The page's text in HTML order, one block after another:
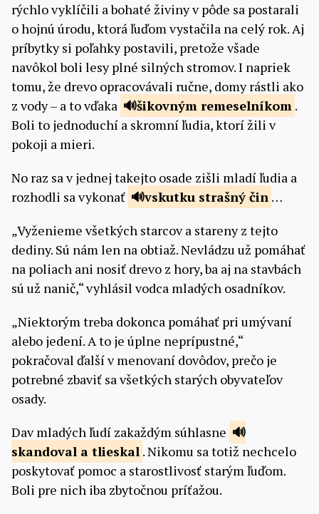
rýchlo vyklíčili a bohaté živiny v pôde sa postarali
o hojnú úrodu, ktorá ľuďom vystačila na celý rok. Aj
príbytky si poľahky postavili, pretože všade
navôkol boli lesy plné silných stromov. I napriek
tomu, že drevo opracovávali ručne, domy rástli ako
z vody – a to vďaka
šikovným remeselníkom .
Boli to jednoduchí a skromní ľudia, ktorí žili v
pokoji a mieri.
No raz sa v jednej takejto osade zišli mladí ľudia a
rozhodli sa vykonať
vskutku strašný čin …
„Vyženieme všetkých starcov a stareny z tejto
dediny. Sú nám len na obtiaž. Nevládzu už pomáhať
na poliach ani nosiť drevo z hory, ba aj na stavbách
sú už nanič,“ vyhlásil vodca mladých osadníkov.
„Niektorým treba dokonca pomáhať pri umývaní
alebo jedení. A to je úplne neprípustné,“
pokračoval ďalší v menovaní dovôdov, prečo je
potrebné zbaviť sa všetkých starých obyvateľov
osady.
Dav mladých ľudí zakaždým súhlasne
skandoval a tlieskal . Nikomu sa totiž nechcelo
poskytovať pomoc a starostlivosť starým ľuďom.
Boli pre nich iba zbytočnou príťažou.